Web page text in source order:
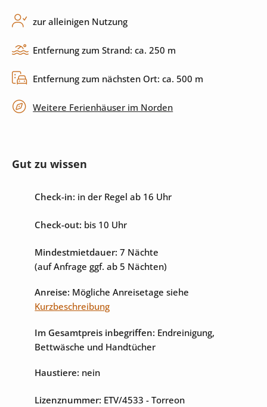
Außenbereich
Salzwasserpool Außendusche
zur alleinigen Nutzung
Entfernung zum Strand: ca. 250 m
Entfernung zum nächsten Ort: ca. 500 m
Weitere Ferienhäuser im Norden
Gut zu wissen
Check-in: in der Regel ab 16 Uhr
Check-out: bis 10 Uhr
Mindestmietdauer: 7 Nächte
(auf Anfrage ggf. ab 5 Nächten)
Anreise: Mögliche Anreisetage siehe
Kurzbeschreibung
Im Gesamtpreis inbegriffen: Endreinigung,
Bettwäsche und Handtücher
Haustiere: nein
Lizenznummer: ETV/4533 - Torreon